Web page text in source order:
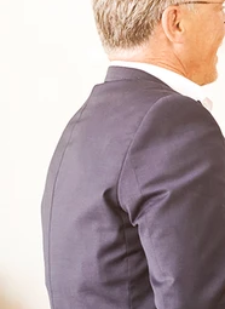
Für Zuweiser
Für Angehörige
Über Oberberg
Krankheitsbilder & Therapien
Behandlungsfelder
Therapien
Symptome & Beschwerden